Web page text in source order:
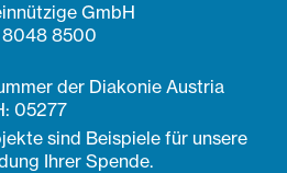
GmbH
8048 8500
der Diakonie Austria
05277
sind Beispiele für unsere
Ihrer Spende.